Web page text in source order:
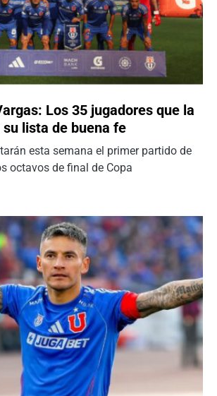
Los 35 jugadores que la
lista de buena fe
esta semana el primer partido de
octavos de final de Copa